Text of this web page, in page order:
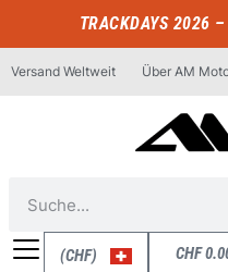
TRACKDAYS 2026
Versand Weltweit Über AM
(CHF) CHF